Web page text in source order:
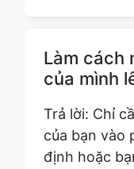
của bạn vào
định hoặc
mong muốn
hoặc